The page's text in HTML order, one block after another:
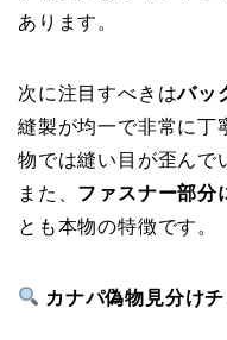
あります。
次に注目すべきはバッ
縫製が均一で非常に丁
物では縫い目が歪んで
また、 ファスナー部分
とも本物の特徴です。
カナパ偽物見分け